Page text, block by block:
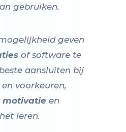
gebruiken.
geven
of software te
aansluiten bij
voorkeuren,
motivatie en
leren.